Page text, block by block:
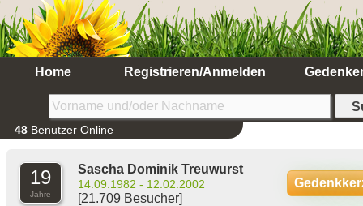
Home Registrieren/Anmelden
48 Benutzer Online
19
Jahre
Sascha Dominik Treuwurst
14.09.1982 - 12.02.2002
[21.709 Besucher]